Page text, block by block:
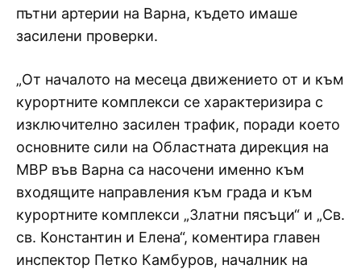
пътни артерии на Варна, където имаше
засилени проверки.
„От началото на месеца движението от и към
курортните комплекси се характеризира с
изключително засилен трафик, поради което
основните сили на Областната дирекция на
МВР във Варна са насочени именно към
входящите направления към града и към
курортните комплекси „Златни пясъци“ и „Св.
св. Константин и Елена“, коментира главен
инспектор Петко Камбуров, началник на